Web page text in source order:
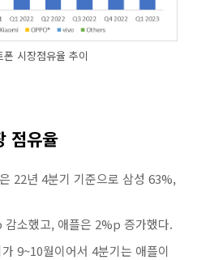
폰 시장점유율 추이
점유율
22년 4분기 기준으로 삼성 63%,
소했고, 애플은 2%p 증가했다.
9~10월이어서 4분기는 애플이